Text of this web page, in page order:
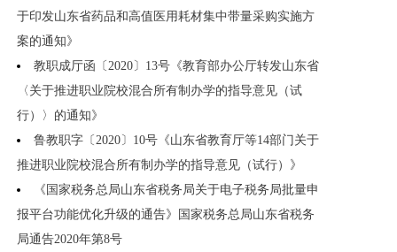
于印发山东省药品和高值医用耗材集中带量采购实施方
案的通知》
教职成厅函〔2020〕13号《教育部办公厅转发山东省
〈关于推进职业院校混合所有制办学的指导意见（试
行）〉的通知》
鲁教职字〔2020〕10号《山东省教育厅等14部门关于
推进职业院校混合所有制办学的指导意见（试行）》
《国家税务总局山东省税务局关于电子税务局批量申
报平台功能优化升级的通告》国家税务总局山东省税务
局通告2020年第8号